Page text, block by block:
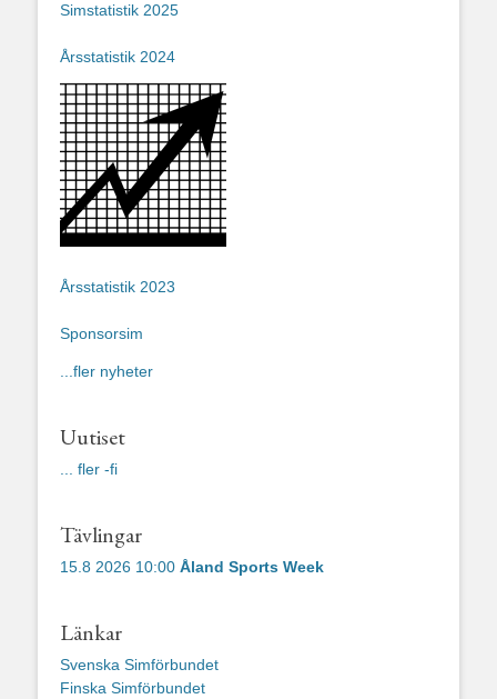
Simstatistik 2025
Årsstatistik 2024
Årsstatistik 2023
Sponsorsim
...fler nyheter
Uutiset
... fler -fi
Tävlingar
15.8 2026 10:00 Åland Sports Week
Länkar
Svenska Simförbundet
Finska Simförbundet